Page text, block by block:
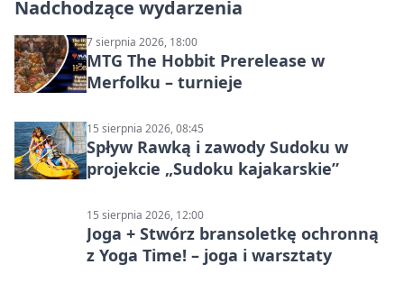
Nadchodzące wydarzenia
7 sierpnia 2026, 18:00
MTG The Hobbit Prerelease w
Merfolku – turnieje
15 sierpnia 2026, 08:45
Spływ Rawką i zawody Sudoku w
projekcie „Sudoku kajakarskie”
15 sierpnia 2026, 12:00
Joga + Stwórz bransoletkę ochronną
z Yoga Time! – joga i warsztaty